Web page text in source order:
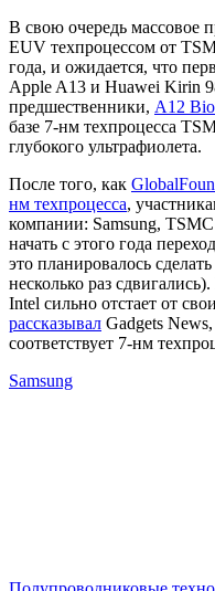
В свою очередь массовое
EUV техпроцессом от
года, и ожидается, что
Apple A13 и Huawei Kirin
предшественники, A12
базе 7-нм техпроцесса
глубокого ультрафиолета.
После того, как
нм техпроцесса,
компании: Samsung,
начать с этого года
это планировалось
несколько раз
Intel сильно отстает от
рассказывал Gadgets
соответствует 7-нм
Samsung